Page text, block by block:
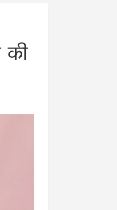
की